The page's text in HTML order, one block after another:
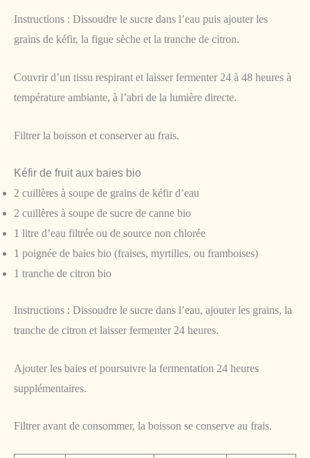
Instructions : Dissoudre le sucre dans l’eau puis ajouter les
grains de kéfir, la figue sèche et la tranche de citron.
Couvrir d’un tissu respirant et laisser fermenter 24 à 48 heures à
température ambiante, à l’abri de la lumière directe.
Filtrer la boisson et conserver au frais.
Kéfir de fruit aux baies bio
2 cuillères à soupe de grains de kéfir d’eau
2 cuillères à soupe de sucre de canne bio
1 litre d’eau filtrée ou de source non chlorée
1 poignée de baies bio (fraises, myrtilles, ou framboises)
1 tranche de citron bio
Instructions : Dissoudre le sucre dans l’eau, ajouter les grains, la
tranche de citron et laisser fermenter 24 heures.
Ajouter les baies et poursuivre la fermentation 24 heures
supplémentaires.
Filtrer avant de consommer, la boisson se conserve au frais.